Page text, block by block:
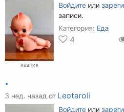
кевпик
Войдите или
записи.
Категория: Еда
4
.
3 нед. назад от Leotaroli
Войдите или